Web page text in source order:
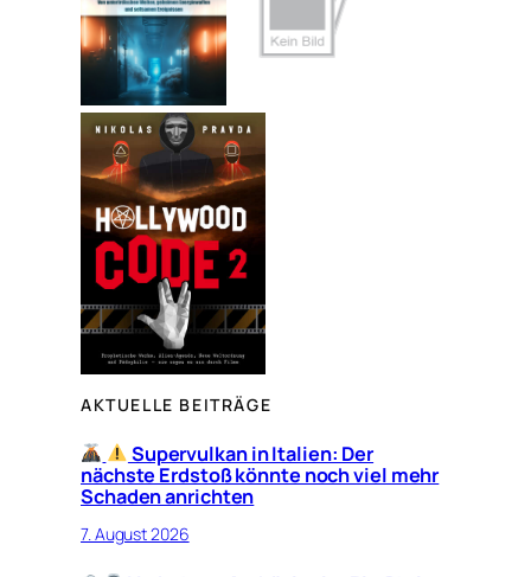
AKTUELLE BEITRÄGE
Supervulkan in Italien: Der
nächste Erdstoß könnte noch viel mehr
Schaden anrichten
7. August 2026